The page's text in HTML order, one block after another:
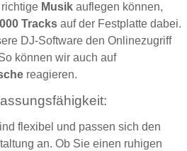
Musik auflegen können,
Tracks auf der Festplatte dabei.
DJ-Software den Onlinezugriff
können wir auch auf
reagieren.
flexibel und passen sich den
an. Ob Sie einen ruhigen